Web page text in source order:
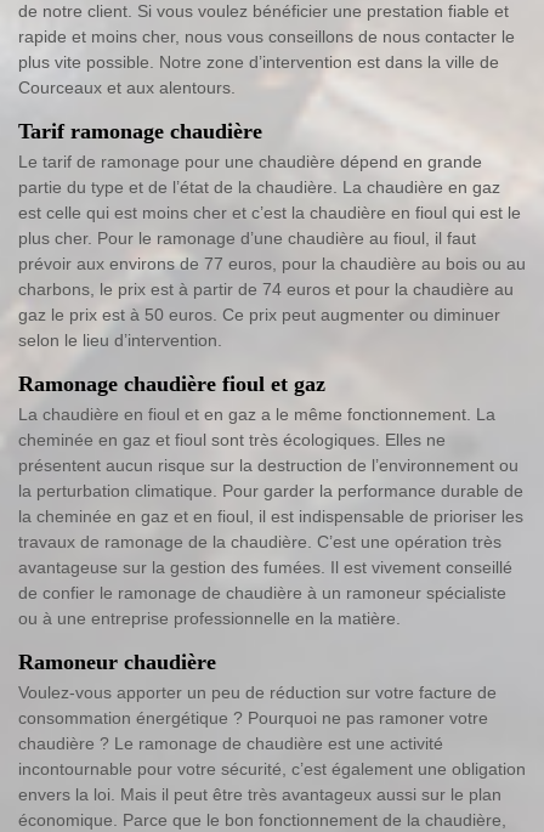
de notre client. Si vous voulez bénéficier une prestation fiable et
rapide et moins cher, nous vous conseillons de nous contacter le
plus vite possible. Notre zone d’intervention est dans la ville de
Courceaux et aux alentours.
Tarif ramonage chaudière
Le tarif de ramonage pour une chaudière dépend en grande
partie du type et de l’état de la chaudière. La chaudière en gaz
est celle qui est moins cher et c’est la chaudière en fioul qui est le
plus cher. Pour le ramonage d’une chaudière au fioul, il faut
prévoir aux environs de 77 euros, pour la chaudière au bois ou au
charbons, le prix est à partir de 74 euros et pour la chaudière au
gaz le prix est à 50 euros. Ce prix peut augmenter ou diminuer
selon le lieu d’intervention.
Ramonage chaudière fioul et gaz
La chaudière en fioul et en gaz a le même fonctionnement. La
cheminée en gaz et fioul sont très écologiques. Elles ne
présentent aucun risque sur la destruction de l’environnement ou
la perturbation climatique. Pour garder la performance durable de
la cheminée en gaz et en fioul, il est indispensable de prioriser les
travaux de ramonage de la chaudière. C’est une opération très
avantageuse sur la gestion des fumées. Il est vivement conseillé
de confier le ramonage de chaudière à un ramoneur spécialiste
ou à une entreprise professionnelle en la matière.
Ramoneur chaudière
Voulez-vous apporter un peu de réduction sur votre facture de
consommation énergétique ? Pourquoi ne pas ramoner votre
chaudière ? Le ramonage de chaudière est une activité
incontournable pour votre sécurité, c’est également une obligation
envers la loi. Mais il peut être très avantageux aussi sur le plan
économique. Parce que le bon fonctionnement de la chaudière,